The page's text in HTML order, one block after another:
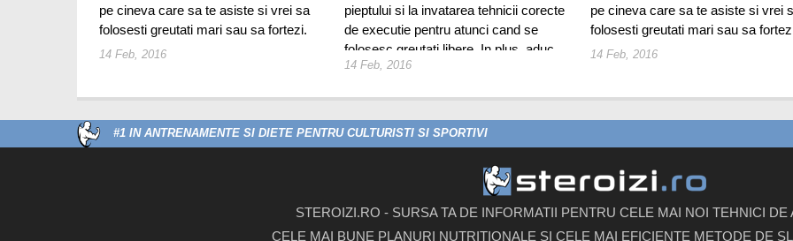
pe cineva care sa te asiste si vrei sa
folosesti greutati mari sau sa fortezi.
14 Feb, 2016
pieptului si la invatarea tehnicii corecte
de executie pentru atunci cand se
folosesc greutati libere. In plus, aduc
varietate antrenamentelor.
14 Feb, 2016
pe cineva care sa te asiste si vrei
folosesti greutati mari sau sa
14 Feb, 2016
#1 IN ANTRENAMENTE SI DIETE PENTRU CULTURISTI SI SPORTIVI
STEROIZI.RO - SURSA TA DE INFORMATII PENTRU CELE MAI NOI TEHNICI DE
CELE MAI BUNE PLANURI NUTRITIONALE SI CELE MAI EFICIENTE METODE DE